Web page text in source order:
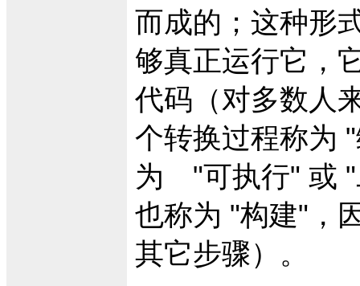
而成的；这种形
够真正运行它，
代码（对多数人
个转换过程称为
为 "可执行" 或 "
也称为 "构建"，
其它步骤）。